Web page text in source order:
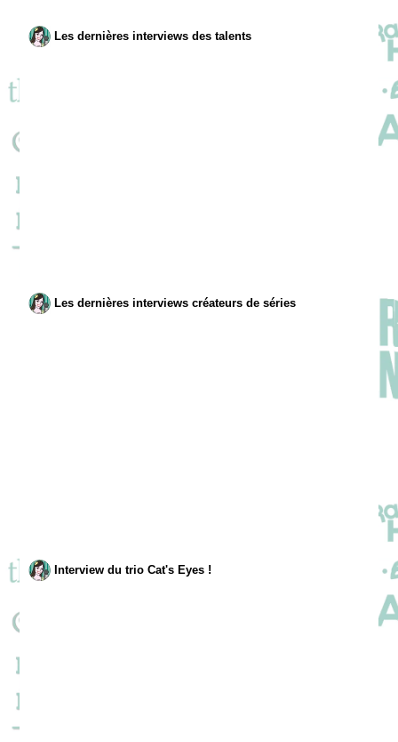
Les dernières interviews des talents
Les dernières interviews créateurs de séries
Interview du trio Cat's Eyes !